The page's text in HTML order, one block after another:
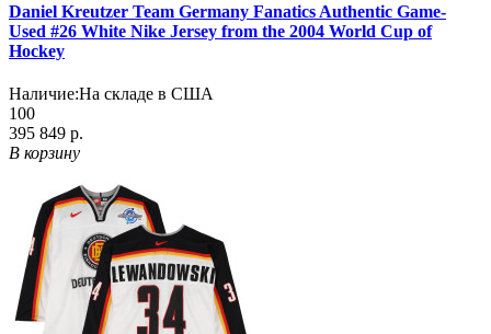
Daniel Kreutzer Team Germany Fanatics Authentic Game-
Used #26 White Nike Jersey from the 2004 World Cup of
Hockey
Наличие:На складе в США
100
395 849 р.
В корзину